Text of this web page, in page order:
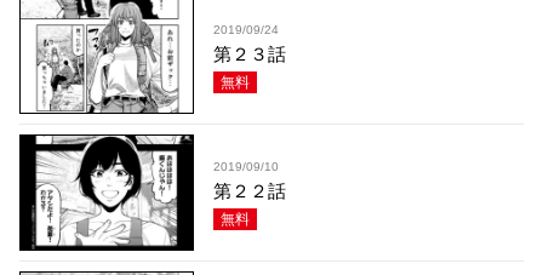
2019/09/24
第２３話
無料
2019/09/10
第２２話
無料